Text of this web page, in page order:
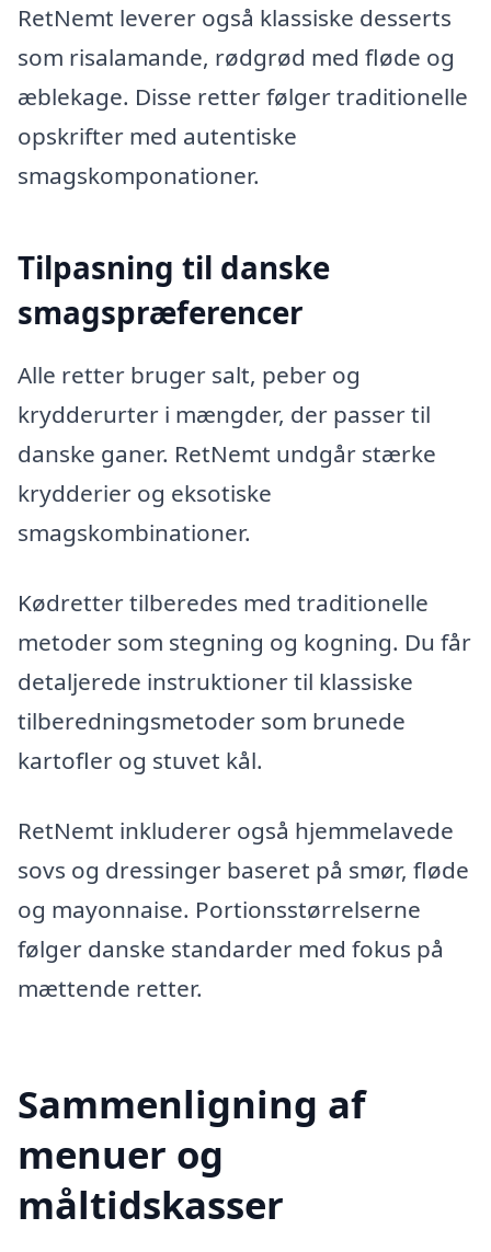
RetNemt leverer også klassiske desserts
som risalamande, rødgrød med fløde og
æblekage. Disse retter følger traditionelle
opskrifter med autentiske
smagskomponationer.
Tilpasning til danske
smagspræferencer
Alle retter bruger salt, peber og
krydderurter i mængder, der passer til
danske ganer. RetNemt undgår stærke
krydderier og eksotiske
smagskombinationer.
Kødretter tilberedes med traditionelle
metoder som stegning og kogning. Du får
detaljerede instruktioner til klassiske
tilberedningsmetoder som brunede
kartofler og stuvet kål.
RetNemt inkluderer også hjemmelavede
sovs og dressinger baseret på smør, fløde
og mayonnaise. Portionsstørrelserne
følger danske standarder med fokus på
mættende retter.
Sammenligning af
menuer og
måltidskasser